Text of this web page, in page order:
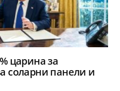
царина за
соларни панели и